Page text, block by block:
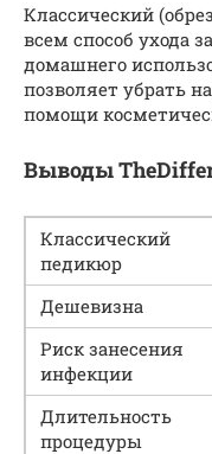
Классический
всем способ ухода
домашнего
позволяет убрать
помощи
Выводы
Классический
педикюр
Дешевизна
Риск занесения
инфекции
Длительность
процедуры